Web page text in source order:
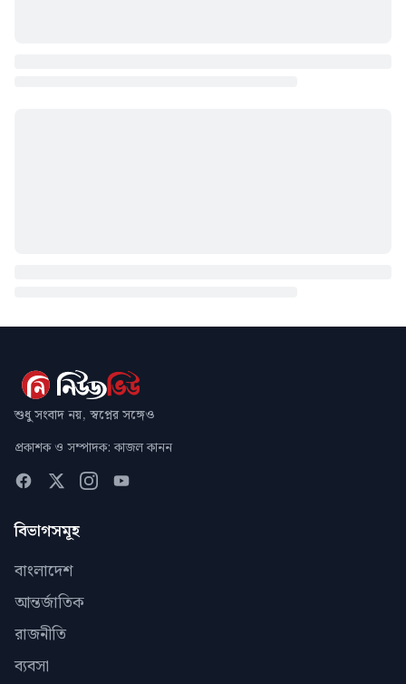
শুধু সংবাদ নয়, স্বপ্নের সঙ্গেও
প্রকাশক ও সম্পাদক: কাজল কানন
বিভাগসমূহ
বাংলাদেশ
আন্তর্জাতিক
রাজনীতি
ব্যবসা